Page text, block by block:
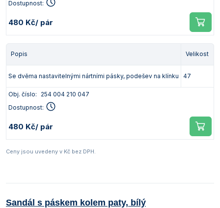
Dostupnost:
480 Kč/ pár
Popis Velikost
Se dvěma nastavitelnými nártními pásky, podešev na klínku 47
Obj. číslo:
254 004 210 047
Dostupnost:
480 Kč/ pár
Ceny jsou uvedeny v Kč bez DPH.
Sandál s páskem kolem paty, bílý